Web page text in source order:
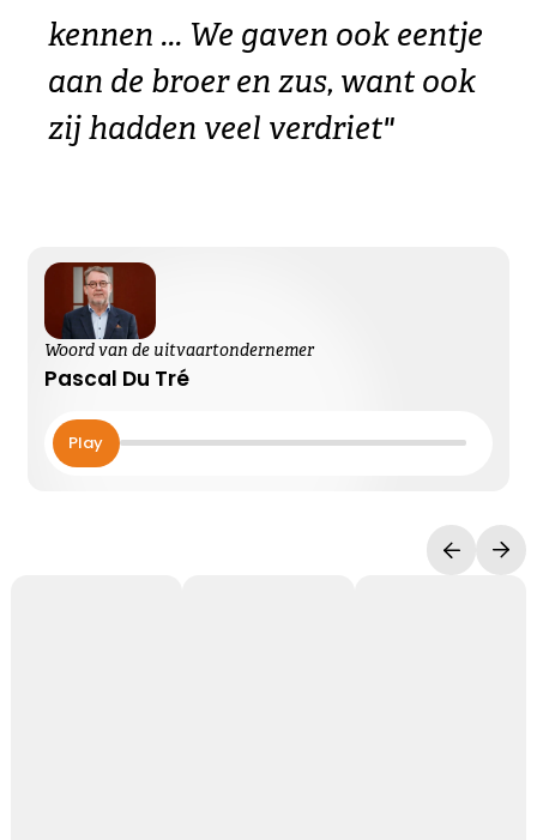
kennen ... We gaven ook eentje
aan de broer en zus, want ook
zij hadden veel verdriet"
Woord van de uitvaartondernemer
Pascal Du Tré
Play